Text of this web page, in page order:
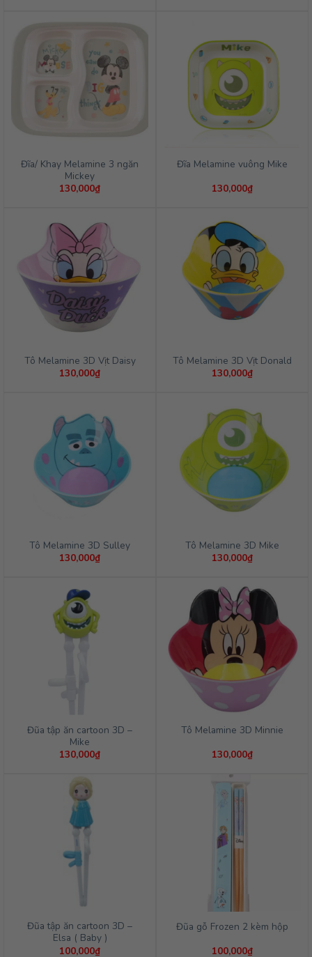
Đĩa/ Khay Melamine 3 ngăn
Mickey
130,000₫
Đĩa Melamine vuông Mike
130,000₫
Tô Melamine 3D Vịt Daisy
130,000₫
Tô Melamine 3D Vịt Donald
130,000₫
Tô Melamine 3D Sulley
130,000₫
Tô Melamine 3D Mike
130,000₫
Đũa tập ăn cartoon 3D –
Mike
130,000₫
Tô Melamine 3D Minnie
130,000₫
Đũa tập ăn cartoon 3D –
Elsa ( Baby )
100,000₫
Đũa gỗ Frozen 2 kèm hộp
100,000₫